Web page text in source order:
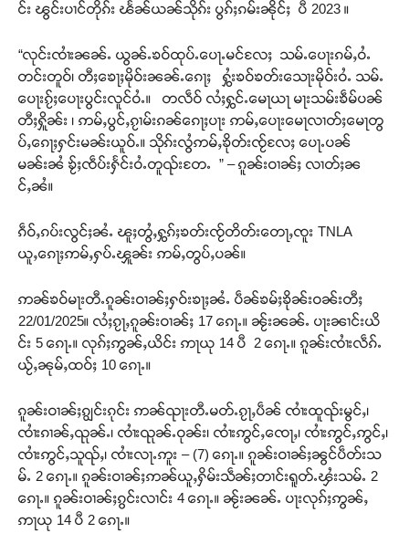
င်း ၽွင်းပၢင်တိုၵ်း ၽႅၼ်ယၼ်သိုၵ်း ပွၵ်ႈၵမ်းၼိုင်ႈ ပီ 2023 ။
“လုင်းၸၢႆးၼၼ်ႉ ယွၼ်ႉၶဝ်ထုပ်ႉပေႃႉမင်လႄႈ သမ်ႉပေႃးၵမ်ႇဝႆႉ
တင်းတူဝ်၊ တီႈၶေႃႈမိုဝ်းၼၼ်ႉၵေႃႈ ႁွႆးၶဝ်ၶတ်းသေႃးမိုဝ်းဝႆႉ သမ်ႉ
ပေႃးၵႂ်ႈပေႃးပွင်းလူင်ဝႆႉ။ တလဵဝ် လႆႈႁွင်ႉမေႃယႃ မႃးသမ်းၶဵမ်ပၼ်
တီႈႁိူၼ်း ၊ ဢမ်ႇပွင်ႇၵႂၢမ်းၵၼ်ၵေႃႈပႃး ဢမ်ႇပေႃးမေႃလၢတ်ႈမေႃတွ
ပ်ႇၵေႃႈႁင်းမၼ်းယူဝ်ႉ။ သိုၵ်းလွႆဢမ်ႇၶိုတ်းၸႂ်လႄႈ ပေႃႉပၼ်
မၼ်းၼႆ ၶႂ်ႈၸဵပ်းႁႅင်းဝႆႉတူၺ်းတႄႉ ” – ၵူၼ်းဝၢၼ်ႈ လၢတ်ႈၼ
င်ႇၼႆ။
ၵဵဝ်ႇၵပ်းလွင်ႈၼႆႉ ၽူႈတွႆႇႁွၵ်ႈၶတ်းၸႂ်တိတ်းတေႃႇၸူး TNLA
ယူႇၵေႃႈဢမ်ႇႁပ်ႉၾူၼ်း ဢမ်ႇတွပ်ႇပၼ်။
ဢၼ်ၶဝ်မႃးတီႉၵူၼ်းဝၢၼ်ႈႁဝ်းၶႃႈၼႆႉ ပဵၼ်ၶမ်ႈၶိုၼ်းဝၼ်းတီႈ
22/01/2025။ လႆႈၵႂႃႇၵူၼ်းဝၢၼ်ႈ 17 ၵေႃႉ။ ၼႂ်းၼၼ်ႉ ပႃးၼၢင်းယိ
င်း 5 ၵေႃႉ။ လုၵ်ႈဢွၼ်ႇယိင်း ဢႃယု 14 ပီ 2 ၵေႃႉ။ ၵူၼ်းၸၢႆးလဵၵ်ႉ
ယႂ်ႇၼုမ်ႇထဝ်ႈ 10 ၵေႃႉ။
ၵူၼ်းဝၢၼ်ႈၵျွင်းၵုင်း ဢၼ်ၺႃးတီႉမတ်ႉၵႂႃႇပဵၼ် ၸၢႆးထူၺ်းမွင်ႇ၊
ၸၢႆးၵၢၼ်ႇၺုၼ်ႉ၊ ၸၢႆးၺုၼ်ႉဝုၼ်း၊ ၸၢႆးဢွင်ႇၸေႃႇ၊ ၸၢႆးဢွင်ႇဢွင်ႇ၊
ၸၢႆးဢွင်ႇသူၺ်ႇ၊ ၸၢႆးလႃႉဢူး – (7) ၵေႃႉ။ ၵူၼ်းဝၢၼ်ႈၼွင်ပဵတ်းသ
မ်ႉ 2 ၵေႃႉ။ ၵူၼ်းဝၢၼ်ႈဢၼ်ယူႇႁိမ်းသဵၼ်ႈတၢင်းရူတ်ႉၾႆးသမ်ႉ 2
ၵေႃႉ။ ၵူၼ်းဝၢၼ်ႈၵွင်းလၢင်း 4 ၵေႃႉ။ ၼႂ်းၼၼ်ႉ ပႃးလုၵ်ႈဢွၼ်ႇ
ဢႃယု 14 ပီ 2 ၵေႃႉ။